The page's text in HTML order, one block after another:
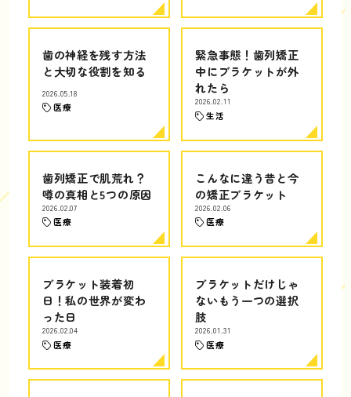
歯の神経を残す方法
と大切な役割を知る
2026.05.18
医療
緊急事態！歯列矯正
中にブラケットが外
れたら
2026.02.11
生活
歯列矯正で肌荒れ？
噂の真相と5つの原因
2026.02.07
医療
こんなに違う昔と今
の矯正ブラケット
2026.02.06
医療
ブラケット装着初
日！私の世界が変わ
った日
2026.02.04
医療
ブラケットだけじゃ
ないもう一つの選択
肢
2026.01.31
医療